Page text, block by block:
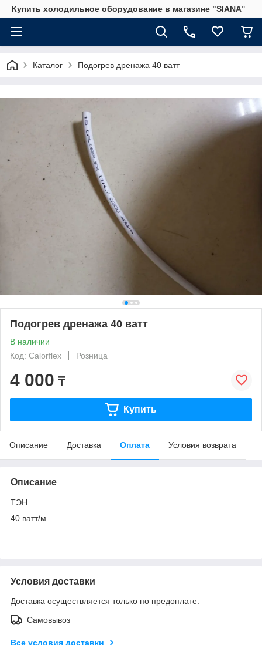
Купить холодильное оборудование в магазине "SIANA"
Каталог Подогрев дренажа 40 ватт
Подогрев дренажа 40 ватт
В наличии
Код: Calorflex
Розница
4 000 ₸
Купить
Описание Доставка Оплата Условия возврата
Описание
ТЭН
40 ватт/м
Условия доставки
Доставка осуществляется только по предоплате.
Самовывоз
Все условия доставки